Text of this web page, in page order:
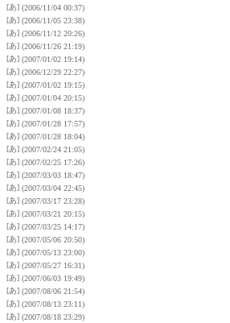
[あ] (2006/11/04 00:37)
[あ] (2006/11/05 23:38)
[あ] (2006/11/12 20:26)
[あ] (2006/11/26 21:19)
[あ] (2007/01/02 19:14)
[あ] (2006/12/29 22:27)
[あ] (2007/01/02 19:15)
[あ] (2007/01/04 20:15)
[あ] (2007/01/08 18:37)
[あ] (2007/01/28 17:57)
[あ] (2007/01/28 18:04)
[あ] (2007/02/24 21:05)
[あ] (2007/02/25 17:26)
[あ] (2007/03/03 18:47)
[あ] (2007/03/04 22:45)
[あ] (2007/03/17 23:28)
[あ] (2007/03/21 20:15)
[あ] (2007/03/25 14:17)
[あ] (2007/05/06 20:50)
[あ] (2007/05/13 23:00)
[あ] (2007/05/27 16:31)
[あ] (2007/06/03 19:49)
[あ] (2007/08/06 21:54)
[あ] (2007/08/13 23:11)
[あ] (2007/08/18 23:29)